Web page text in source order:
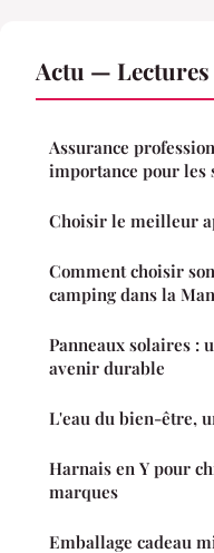
Actu —
Assurance
importance pour les
Choisir le meilleur
Comment choisir
camping dans la
Panneaux solaires :
avenir durable
L'eau du bien-être,
Harnais en Y pour
marques
Emballage cadeau